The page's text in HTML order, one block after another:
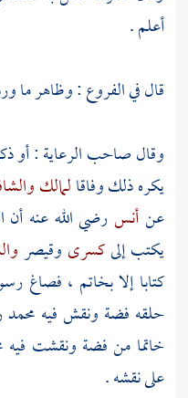
أعلم .
قال في الفروع : وظاهر ما
وقال صاحب الرعاية : أو
يكره ذلك وفاقالمالك
عنأنسرضي الله عنه أن
يكتب إلىكسرى وقيصر
كتابا إلا بخاتم ، فصاغ
حلقه فضة ونقش فيه محمد
خاتما من فضة ونقشت فيه
على نقشه .